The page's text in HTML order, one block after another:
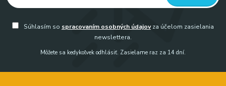
Súhlasím so spracovaním osobných údajovza účelom zasielania
newslettera.
Môžete sa kedykoľvek odhlásiť. Zasielame raz za 14 dní.